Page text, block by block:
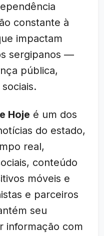
constante à
impactam
sergipanos —
pública,
Hoje é um dos
do estado,
real,
conteúdo
móveis e
e parceiros
seu
informação com